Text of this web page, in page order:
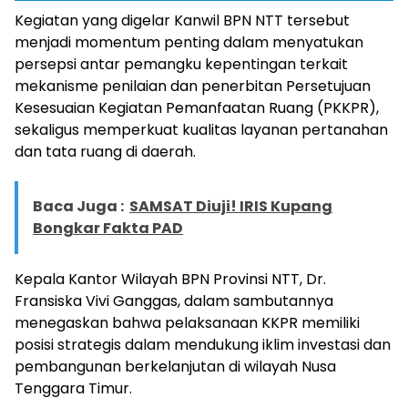
Kegiatan yang digelar Kanwil BPN NTT tersebut
menjadi momentum penting dalam menyatukan
persepsi antar pemangku kepentingan terkait
mekanisme penilaian dan penerbitan Persetujuan
Kesesuaian Kegiatan Pemanfaatan Ruang (PKKPR),
sekaligus memperkuat kualitas layanan pertanahan
dan tata ruang di daerah.
Baca Juga : SAMSAT Diuji! IRIS Kupang
Bongkar Fakta PAD
Kepala Kantor Wilayah BPN Provinsi NTT, Dr.
Fransiska Vivi Ganggas, dalam sambutannya
menegaskan bahwa pelaksanaan KKPR memiliki
posisi strategis dalam mendukung iklim investasi dan
pembangunan berkelanjutan di wilayah Nusa
Tenggara Timur.